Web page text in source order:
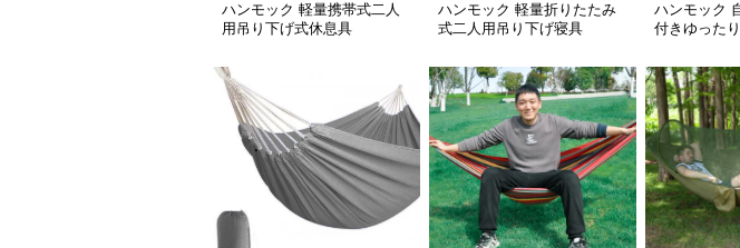
ハンモック 軽量携帯式二人
用吊り下げ式休息具
ハンモック 軽量折りたたみ
式二人用吊り下げ寝具
ハンモック
付きゆった